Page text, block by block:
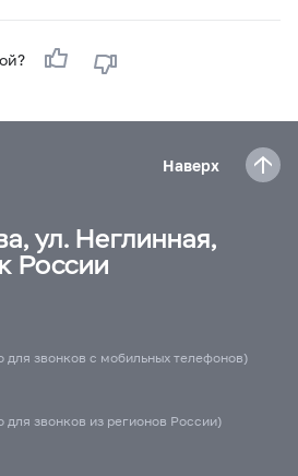
Наверх
ул. Неглинная,
России
для звонков с мобильных телефонов)
для звонков из регионов России)